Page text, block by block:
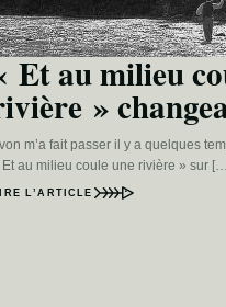
Et au milieu
»
m’a fait passer il y a quelques
Et au milieu coule une rivière » sur
L’ARTICLE